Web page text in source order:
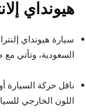
هيونداي إلانترا 2017
السعودية، وتأتي
اللون الخارجي